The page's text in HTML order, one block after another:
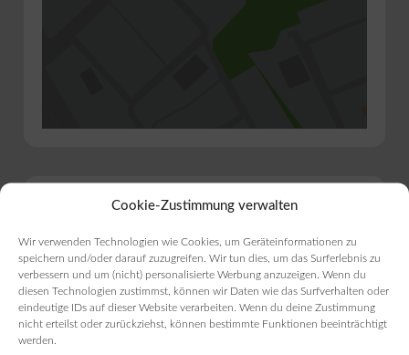
Cookie-Zustimmung verwalten
Wir verwenden Technologien wie Cookies, um Geräteinformationen zu
speichern und/oder darauf zuzugreifen. Wir tun dies, um das Surferlebnis zu
verbessern und um (nicht) personalisierte Werbung anzuzeigen. Wenn du
diesen Technologien zustimmst, können wir Daten wie das Surfverhalten oder
eindeutige IDs auf dieser Website verarbeiten. Wenn du deine Zustimmung
nicht erteilst oder zurückziehst, können bestimmte Funktionen beeinträchtigt
werden.
Bist du Inhaber?
Bäckerei Buchholz, Inh.
Johann Buchholz jun.
Eintrag verwalten